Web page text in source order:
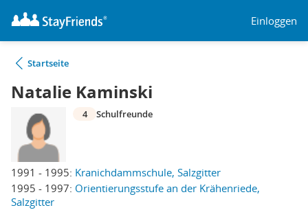
Einloggen
Startseite
Natalie Kaminski
1991 - 1995: Kranichdammschule, Salzgitter
1995 - 1997: Orientierungsstufe an der Krähenriede,
Salzgitter
4 Schulfreunde